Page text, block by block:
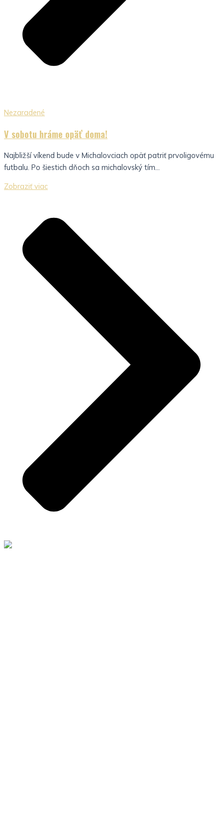
Nezaradené
V sobotu hráme opäť doma!
Najbližší víkend bude v Michalovciach opäť patriť prvoligovému
futbalu. Po šiestich dňoch sa michalovský tím...
Zobraziť viac